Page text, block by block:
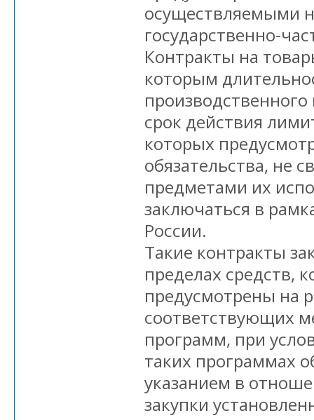
осуществляемыми
государственно-
Контракты на
которым
срок действия
которых
обязательства, не
предметами их
заключаться в
России.
Такие контракты
пределах средств,
предусмотрены на
соответствующих
программ, при
таких программах
указанием в
закупки